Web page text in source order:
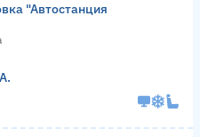
"Автостанция